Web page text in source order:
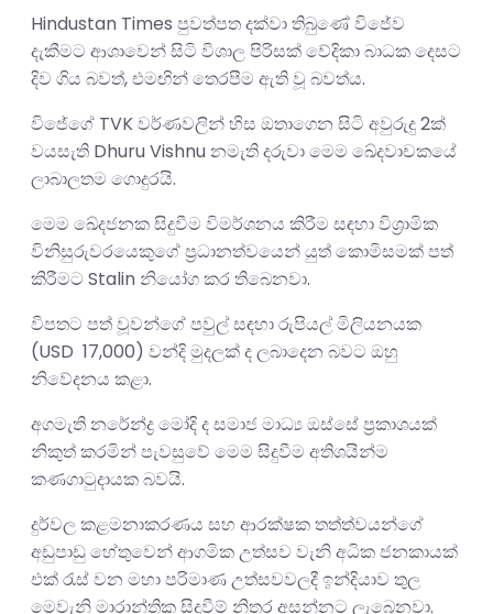
Hindustan Times පුවත්පත දක්වා තිබුණේ විජේව
දැකීමට ආශාවෙන් සිටි විශාල පිරිසක් වේදිකා බාධක දෙසට
දිව ගිය බවත්, එමඟින් තෙරපීම ඇති වූ බවත්ය.
විජේගේ TVK වර්ණවලින් හිස ඔතාගෙන සිටි අවුරුදු 2ක්
වයසැති Dhuru Vishnu නමැති දරුවා මෙම ඛේදවාචකයේ
ලාබාලතම ගොදුරයි.
මෙම ඛේදජනක සිදුවීම විමර්ශනය කිරීම සඳහා විශ්‍රාමික
විනිසුරුවරයෙකුගේ ප්‍රධානත්වයෙන් යුත් කොමිසමක් පත්
කිරීමට Stalin නියෝග කර තිබෙනවා.
විපතට පත් වූවන්ගේ පවුල් සඳහා රුපියල් මිලියනයක
(USD 17,000) වන්දි මුදලක් ද ලබාදෙන බවට ඔහු
නිවේදනය කළා.
අගමැති නරේන්ද්‍ර මෝදි ද සමාජ මාධ්‍ය ඔස්සේ ප්‍රකාශයක්
නිකුත් කරමින් පැවසුවේ මෙම සිදුවීම අතිශයින්ම
කණගාටුදායක බවයි.
දුර්වල කළමනාකරණය සහ ආරක්ෂක තත්ත්වයන්ගේ
අඩුපාඩු හේතුවෙන් ආගමික උත්සව වැනි අධික ජනකායක්
එක් රැස් වන මහා පරිමාණ උත්සවවලදී ඉන්දියාව තුල
මෙවැනි මාරාන්තික සිදුවීම් නිතර අසන්නට ලැබෙනවා.